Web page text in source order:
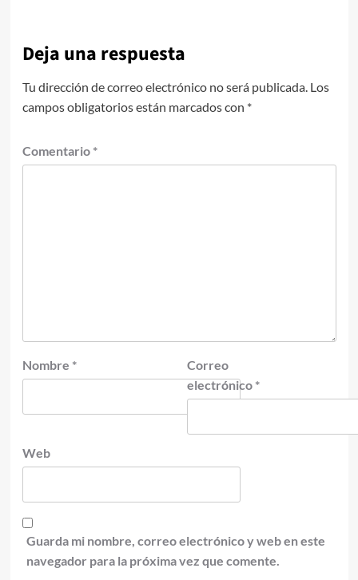
Deja una respuesta
Tu dirección de correo electrónico no será publicada. Los
campos obligatorios están marcados con *
Comentario *
Nombre *
Correo
electrónico *
Web
Guarda mi nombre, correo electrónico y web en este
navegador para la próxima vez que comente.